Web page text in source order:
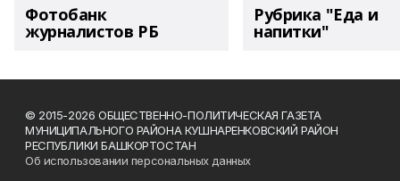
Фотобанк
журналистов РБ
Рубрика "Еда и
напитки"
© 2015-2026 ОБЩЕСТВЕННО-ПОЛИТИЧЕСКАЯ ГАЗЕТА
МУНИЦИПАЛЬНОГО РАЙОНА КУШНАРЕНКОВСКИЙ РАЙОН
РЕСПУБЛИКИ БАШКОРТОСТАН
Об использовании персональных данных